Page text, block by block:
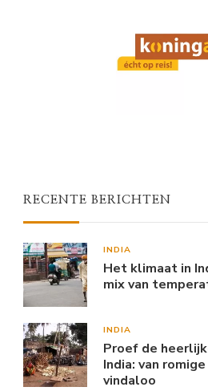
RECENTE BERICHTEN
INDIA
Het klimaat in
mix van
INDIA
Proef de
India: van
vindaloo